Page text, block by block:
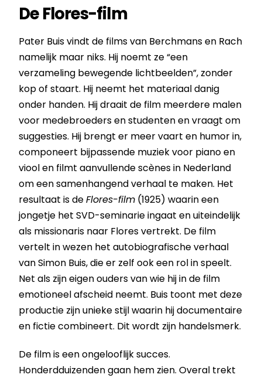
De Flores-film
Pater Buis vindt de films van Berchmans en Rach
namelijk maar niks. Hij noemt ze “een
verzameling bewegende lichtbeelden”, zonder
kop of staart. Hij neemt het materiaal danig
onder handen. Hij draait de film meerdere malen
voor medebroeders en studenten en vraagt om
suggesties. Hij brengt er meer vaart en humor in,
componeert bijpassende muziek voor piano en
viool en filmt aanvullende scènes in Nederland
om een samenhangend verhaal te maken. Het
resultaat is deFlores-film (1925) waarin een
jongetje het SVD-seminarie ingaat en uiteindelijk
als missionaris naar Flores vertrekt. De film
vertelt in wezen het autobiografische verhaal
van Simon Buis, die er zelf ook een rol in speelt.
Net als zijn eigen ouders van wie hij in de film
emotioneel afscheid neemt. Buis toont met deze
productie zijn unieke stijl waarin hij documentaire
en fictie combineert. Dit wordt zijn handelsmerk.
De film is een ongelooflijk succes.
Honderdduizenden gaan hem zien. Overal trekt